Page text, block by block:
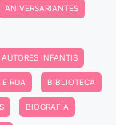
ANIVERSARIANTES
AUTORES INFANTIS
E RUA BIBLIOTECA
BIOGRAFIA